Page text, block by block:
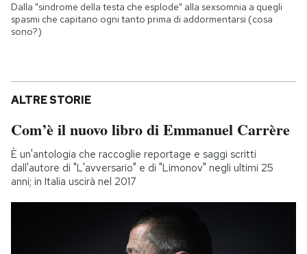
Dalla "sindrome della testa che esplode" alla sexsomnia a quegli
spasmi che capitano ogni tanto prima di addormentarsi (cosa
sono?)
ALTRE STORIE
Com’è il nuovo libro di Emmanuel Carrère
È un'antologia che raccoglie reportage e saggi scritti
dall'autore di "L'avversario" e di "Limonov" negli ultimi 25
anni; in Italia uscirà nel 2017